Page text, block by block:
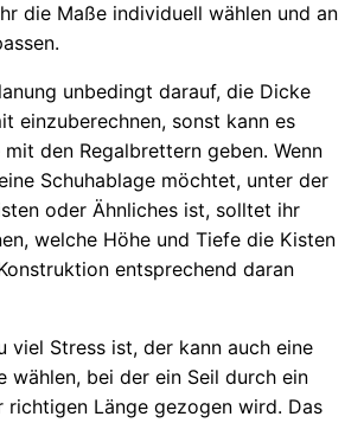
die Maße individuell wählen und an
unbedingt darauf, die Dicke
einzuberechnen, sonst kann es
den Regalbrettern geben. Wenn
Schuhablage möchtet, unter der
oder Ähnliches ist, solltet ihr
welche Höhe und Tiefe die Kisten
entsprechend daran
viel Stress ist, der kann auch eine
wählen, bei der ein Seil durch ein
richtigen Länge gezogen wird. Das